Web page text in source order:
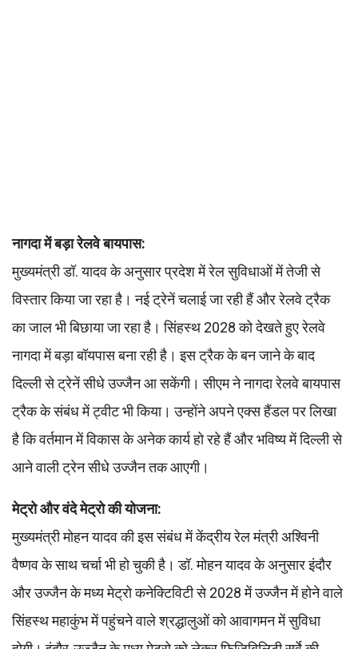
नागदा में बड़ा रेलवे बायपास:
मुख्यमंत्री डॉ. यादव के अनुसार प्रदेश में रेल सुविधाओं में तेजी से
विस्तार किया जा रहा है। नई ट्रेनें चलाई जा रही हैं और रेलवे ट्रैक
का जाल भी बिछाया जा रहा है। सिंहस्थ 2028 को देखते हुए रेलवे
नागदा में बड़ा बॉयपास बना रही है। इस ट्रैक के बन जाने के बाद
दिल्ली से ट्रेनें सीधे उज्जैन आ सकेंगी। सीएम ने नागदा रेलवे बायपास
ट्रैक के संबंध में ट्वीट भी किया। उन्होंने अपने एक्स हैंडल पर लिखा
है कि वर्तमान में विकास के अनेक कार्य हो रहे हैं और भविष्य में दिल्ली से
आने वाली ट्रेन सीधे उज्जैन तक आएगी।
मेट्रो और वंदे मेट्रो की योजना:
मुख्यमंत्री मोहन यादव की इस संबंध में केंद्रीय रेल मंत्री अश्विनी
वैष्णव के साथ चर्चा भी हो चुकी है। डॉ. मोहन यादव के अनुसार इंदौर
और उज्जैन के मध्य मेट्रो कनेक्टिविटी से 2028 में उज्जैन में होने वाले
सिंहस्थ महाकुंभ में पहुंचने वाले श्रद्धालुओं को आवागमन में सुविधा